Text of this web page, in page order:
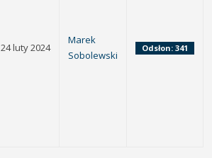
24 luty 2024
Marek
Sobolewski
Odsłon: 341